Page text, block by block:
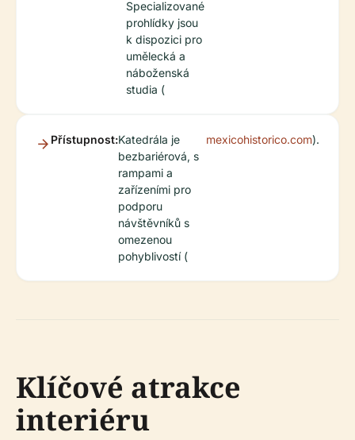
Specializované
prohlídky jsou
k dispozici pro
umělecká a
náboženská
studia (
Přístupnost:Katedrála je
bezbariérová, s
rampami a
zařízeními pro
podporu
návštěvníků s
omezenou
pohyblivostí (
mexicohistorico.com).
Klíčové atrakce
interiéru